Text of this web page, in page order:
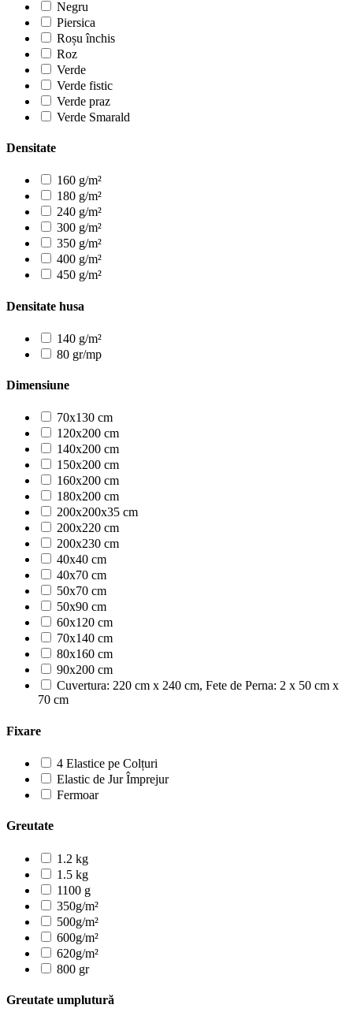
Negru
Piersica
Roșu închis
Roz
Verde
Verde fistic
Verde praz
Verde Smarald
Densitate
160 g/m²
180 g/m²
240 g/m²
300 g/m²
350 g/m²
400 g/m²
450 g/m²
Densitate husa
140 g/m²
80 gr/mp
Dimensiune
70x130 cm
120x200 cm
140x200 cm
150x200 cm
160x200 cm
180x200 cm
200x200x35 cm
200x220 cm
200x230 cm
40x40 cm
40x70 cm
50x70 cm
50x90 cm
60x120 cm
70x140 cm
80x160 cm
90x200 cm
Cuvertura: 220 cm x 240 cm, Fete de Perna: 2 x 50 cm x
70 cm
Fixare
4 Elastice pe Colțuri
Elastic de Jur Împrejur
Fermoar
Greutate
1.2 kg
1.5 kg
1100 g
350g/m²
500g/m²
600g/m²
620g/m²
800 gr
Greutate umplutură